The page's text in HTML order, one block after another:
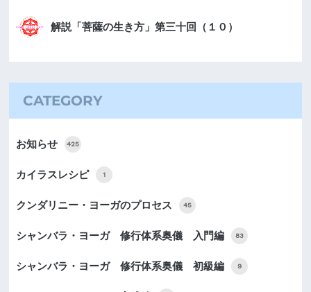
解説「菩薩の生き方」第三十回（１０）
CATEGORY
お知らせ 425
カイラスレシピ 1
クンダリニー・ヨーガのプロセス 45
シャンバラ・ヨーガ 修行体系奥儀 入門編 83
シャンバラ・ヨーガ 修行体系奥儀 初級編 9